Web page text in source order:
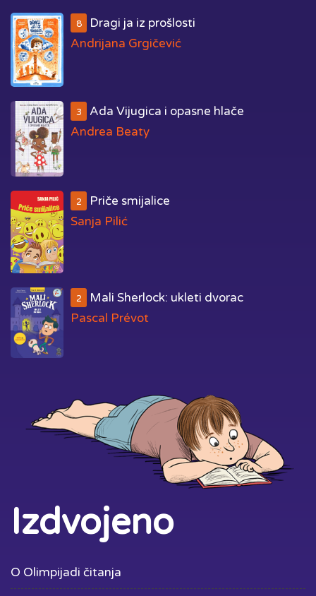
8
Dragi ja iz prošlosti
Andrijana Grgičević
3
Ada Vijugica i opasne hlače
Andrea Beaty
2
Priče smijalice
Sanja Pilić
2
Mali Sherlock: ukleti dvorac
Pascal Prévot
Izdvojeno
O Olimpijadi čitanja